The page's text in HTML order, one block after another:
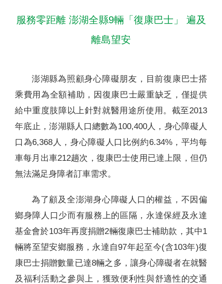
服務零距離 澎湖全縣9輛「復康巴士」 遍及
離島望安
澎湖縣為照顧身心障礙朋友，目前復康巴士搭
乘費用為全額補助，因復康巴士嚴重缺乏，僅提供
給中重度肢障以上針對就醫用途所使用。截至2013
年底止，澎湖縣人口總數為100,400人，身心障礙人
口為6,368人，身心障礙人口比例約6.34%，平均每
車每月出車212趟次，復康巴士使用已達上限，但仍
無法滿足身障者訂車需求。
為了顧及全澎湖身心障礙人口的權益，不因偏
鄉身障人口少而有服務上的區隔，永達保經及永達
基金會於103年再度捐贈2輛復康巴士補助款，其中1
輛將至望安鄉服務，永達自97年起至今(含103年)復
康巴士捐贈數量已達8輛之多，讓身心障礙者在就醫
及福利活動之參與上，獲致便利性與舒適性的交通